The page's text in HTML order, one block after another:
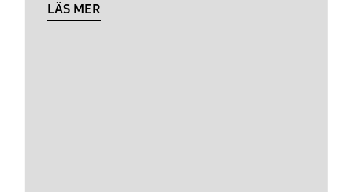
LÄS MER